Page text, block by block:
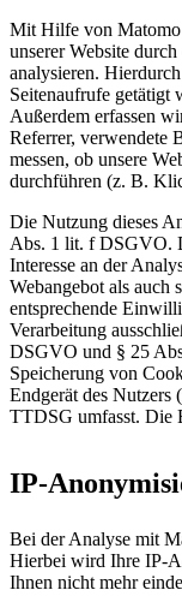
Mit Hilfe von
unserer Website
analysieren.
Seitenaufrufe getätigt
Außerdem erfassen
Referrer, verwendete
messen, ob unsere
durchführen (z. B.
Die Nutzung dieses
Abs. 1 lit. f DSGVO.
Interesse an der
Webangebot als auch
entsprechende
Verarbeitung
DSGVO und § 25
Speicherung von
Endgerät des
TTDSG umfasst. Die
IP-
Bei der Analyse mit
Hierbei wird Ihre IP-
Ihnen nicht mehr